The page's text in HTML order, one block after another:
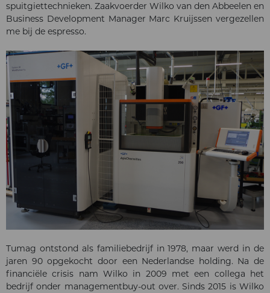
spuitgiettechnieken. Zaakvoerder Wilko van den Abbeelen en
Business Development Manager Marc Kruijssen vergezellen
me bij de espresso.
Tumag ontstond als familiebedrijf in 1978, maar werd in de
jaren 90 opgekocht door een Nederlandse holding. Na de
financiële crisis nam Wilko in 2009 met een collega het
bedrijf onder managementbuy-out over. Sinds 2015 is Wilko